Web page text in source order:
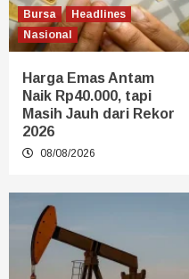
Bursa
Headlines
Nasional
Harga Emas Antam
Naik Rp40.000, tapi
Masih Jauh dari Rekor
2026
08/08/2026